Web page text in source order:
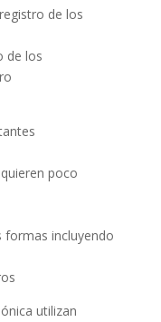
de los
de los
poco
formas incluyendo
utilizan